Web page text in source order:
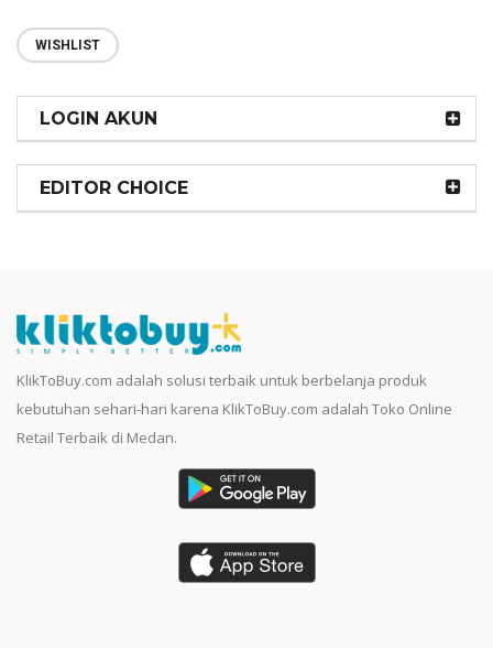
WISHLIST
LOGIN AKUN
EDITOR CHOICE
KlikToBuy.com adalah solusi terbaik untuk berbelanja produk
kebutuhan sehari-hari karena KlikToBuy.com adalah Toko Online
Retail Terbaik di Medan.